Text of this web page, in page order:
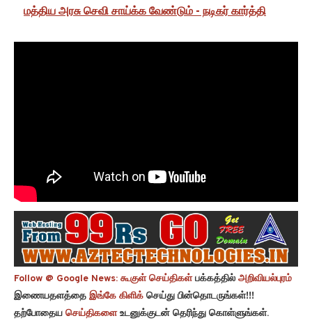
மத்திய அரசு செவி சாய்க்க வேண்டும் - நடிகர் கார்த்தி
Follow @ Google News: கூகுள் செய்திகள்பக்கத்தில் அறிவியல்புரம்
இணையதளத்தை இங்கே கிளிக் செய்து பின்தொடருங்கள்!!!
தற்போதைய செய்திகளைஉடனுக்குடன் தெரிந்து கொள்ளுங்கள்.